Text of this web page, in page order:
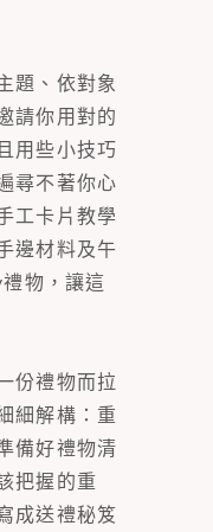
題、依對象
請你用對的
用些小技巧
尋不著你心
工卡片教學
邊材料及午
物，讓這
份禮物而拉
細解構：重
備好禮物清
把握的重
成送禮秘笈